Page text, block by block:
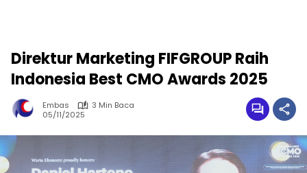
Direktur Marketing FIFGROUP Raih
Indonesia Best CMO Awards 2025
Embas
3 Min Baca
05/11/2025